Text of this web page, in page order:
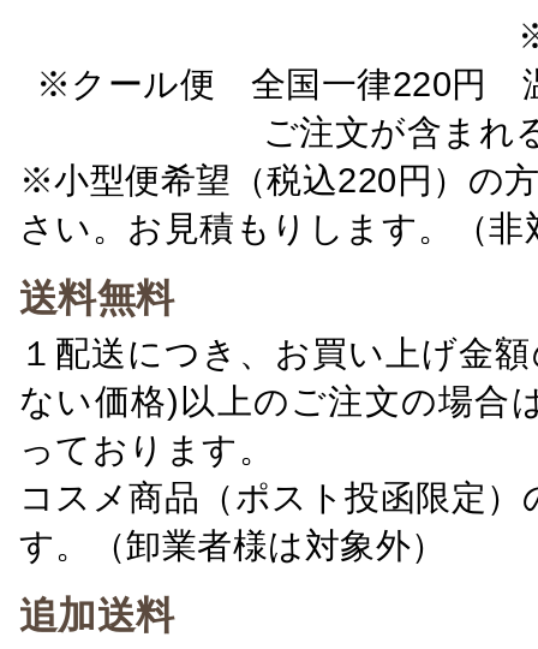
※クール便 全国一律220円
ご注文が含ま
※小型便希望（税込220円）の
さい。お見積もりします。（非
送料無料
１配送につき、お買い上げ金
ない価格)以上のご注文の場合
っております。
コスメ商品（ポスト投函限定
す。（卸業者様は対象外）
追加送料